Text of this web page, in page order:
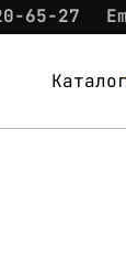
65-27
Каталог